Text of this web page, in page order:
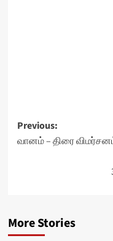
Post
navigation
Previous:
வானம் – திரை
More Stories